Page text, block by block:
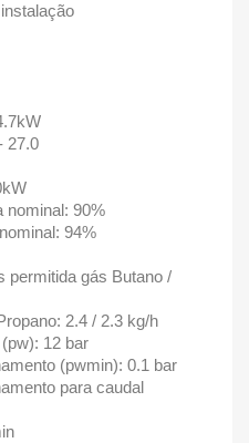
27.0
nominal: 90%
94%
permitida gás Butano /
2.4 / 2.3 kg/h
12 bar
(pwmin): 0.1 bar
para caudal